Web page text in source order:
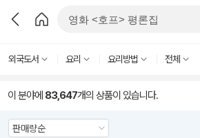
외국도서 요리 요리방법 전체
이 분야에 83,647개의 상품이 있습니다.